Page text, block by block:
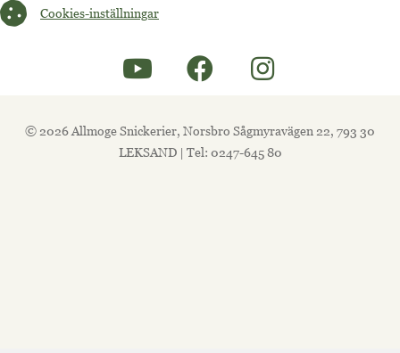
Cookies-inställningar
Cookies-inställningar
© 2026 Allmoge Snickerier, Norsbro Sågmyravägen 22, 793 30
LEKSAND | Tel: 0247-645 80